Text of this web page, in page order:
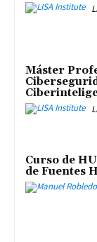
Máster
Curso de
de Fuentes